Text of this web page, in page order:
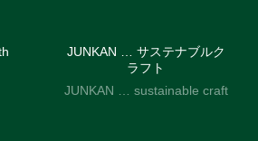
JUNKAN … サステナブルク
ラフト
JUNKAN … sustainable craft